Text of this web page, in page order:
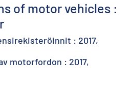
of motor vehicles :
: 2017,
motorfordon : 2017,